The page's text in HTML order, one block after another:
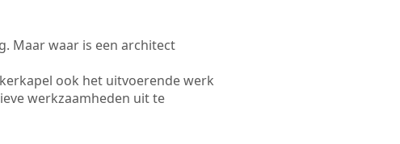
Maar waar is een architect
ook het uitvoerende werk
werkzaamheden uit te